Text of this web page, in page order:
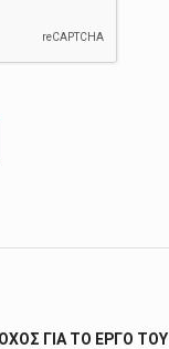
ΓΙΑ ΤΟ ΕΡΓΟ